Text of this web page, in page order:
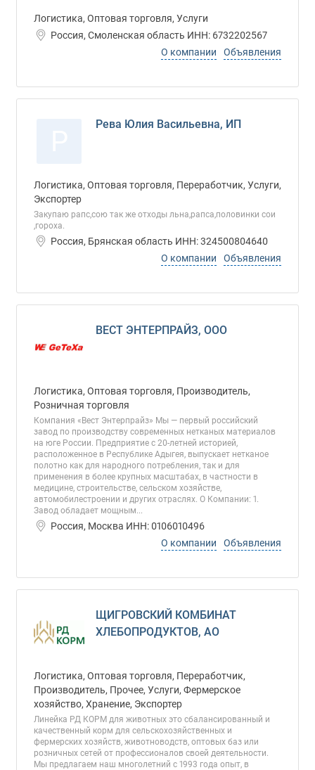
Логистика, Оптовая торговля, Услуги
Россия, Смоленская область ИНН: 6732202567
О компании
Объявления
Рева Юлия Васильевна, ИП
Логистика, Оптовая торговля, Переработчик, Услуги,
Экспортер
Закупаю рапс,сою так же отходы льна,рапса,половинки сои
,гороха.
Россия, Брянская область ИНН: 324500804640
О компании
Объявления
ВЕСТ ЭНТЕРПРАЙЗ, ООО
Логистика, Оптовая торговля, Производитель,
Розничная торговля
Компания «Вест Энтерпрайз» Мы — первый российский
завод по производству современных нетканых материалов
на юге России. Предприятие с 20-летней историей,
расположенное в Республике Адыгея, выпускает нетканое
полотно как для народного потребления, так и для
применения в более крупных масштабах, в частности в
медицине, строительстве, сельском хозяйстве,
автомобилестроении и других отраслях. О Компании: 1.
Завод обладает мощным...
Россия, Москва ИНН: 0106010496
О компании
Объявления
ЩИГРОВСКИЙ КОМБИНАТ
ХЛЕБОПРОДУКТОВ, АО
Логистика, Оптовая торговля, Переработчик,
Производитель, Прочее, Услуги, Фермерское
хозяйство, Хранение, Экспортер
Линейка РД КОРМ для животных это сбалансированный и
качественный корм для сельскохозяйственных и
фермерских хозяйств, животноводств, оптовых баз или
розничных сетей от профессионалов своей деятельности.
Мы предлагаем наш многолетний с 1993 года опыт, в